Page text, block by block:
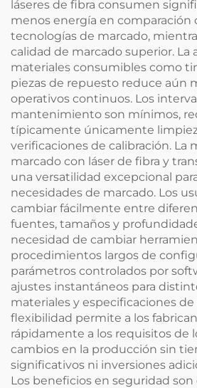
láseres de fibra consumen
menos energía en comparación
tecnologías de marcado,
calidad de marcado superior. La
materiales consumibles como
piezas de repuesto reduce aún
operativos continuos. Los
mantenimiento son mínimos,
típicamente únicamente
verificaciones de calibración. La
marcado con láser de fibra y
una versatilidad excepcional
necesidades de marcado. Los
cambiar fácilmente entre
fuentes, tamaños y
necesidad de cambiar
procedimientos largos de
parámetros controlados por
ajustes instantáneos para
materiales y especificaciones de
flexibilidad permite a los
rápidamente a los requisitos de
cambios en la producción sin
significativos ni inversiones
Los beneficios en seguridad son